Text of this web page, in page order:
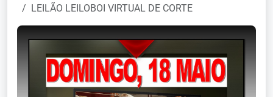
LEILÃO LEILOBOI VIRTUAL DE CORTE